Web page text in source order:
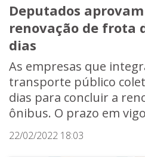
Deputados
renovação de frota
dias
As empresas que
transporte público
dias para concluir a
ônibus. O prazo em
22/02/2022 18:03